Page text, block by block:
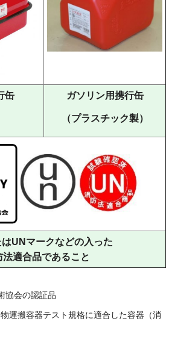
缶 ガソリン用携行缶
（プラスチック製）
UNマークなどの入った
法適合品であること
協会の認証品
運搬容器テスト規格に適合した容器（消